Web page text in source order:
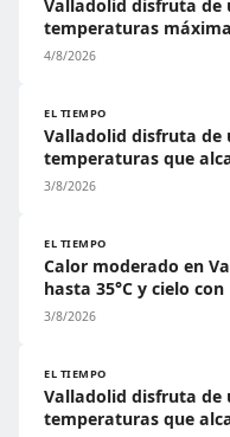
Valladolid disfruta de
temperaturas
4/8/2026
EL TIEMPO
Valladolid disfruta de
temperaturas que
3/8/2026
EL TIEMPO
Calor moderado en
hasta 35°C y cielo
3/8/2026
EL TIEMPO
Valladolid disfruta de
temperaturas que